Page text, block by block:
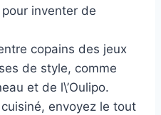
inventer de
copains des jeux
de style, comme
et de l\’Oulipo.
envoyez le tout